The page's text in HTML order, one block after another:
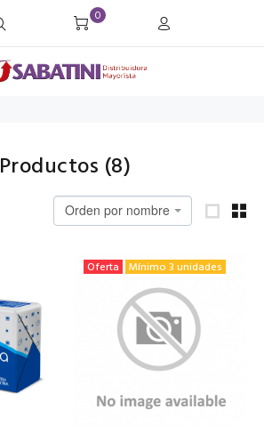
0
Productos (8)
Orden por nombre
Oferta Mínimo 3 unidades